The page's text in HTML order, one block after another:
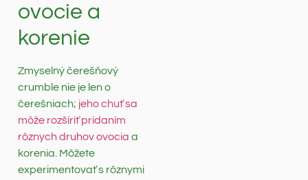
ovocie a
korenie
Zmyselný čerešňový
crumble nie je len o
čerešniach; jeho chuť sa
môže rozšíriť pridaním
rôznych druhov ovocia a
korenia. Môžete
experimentovať s rôznymi